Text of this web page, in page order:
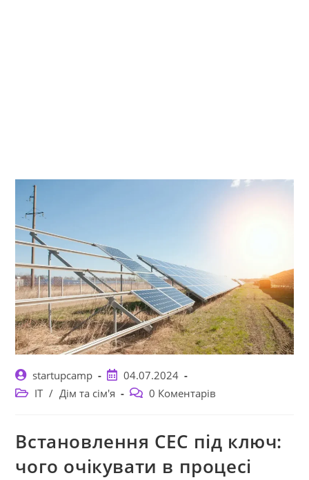
Автор
запису:
startupcamp
Запис
опубліковано:
04.07.2024
Категорія
IT / Дім та сім'я
Коментарі
0 Коментарів
Встановлення СЕС під ключ:
чого очікувати в процесі